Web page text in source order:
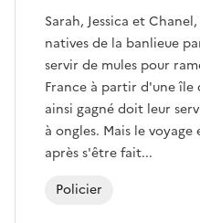
Sarah, Jessica et
natives de la banlieue
servir de mules pour
France à partir d'une île
ainsi gagné doit leur
à ongles. Mais le
après s'être fait...
Policier